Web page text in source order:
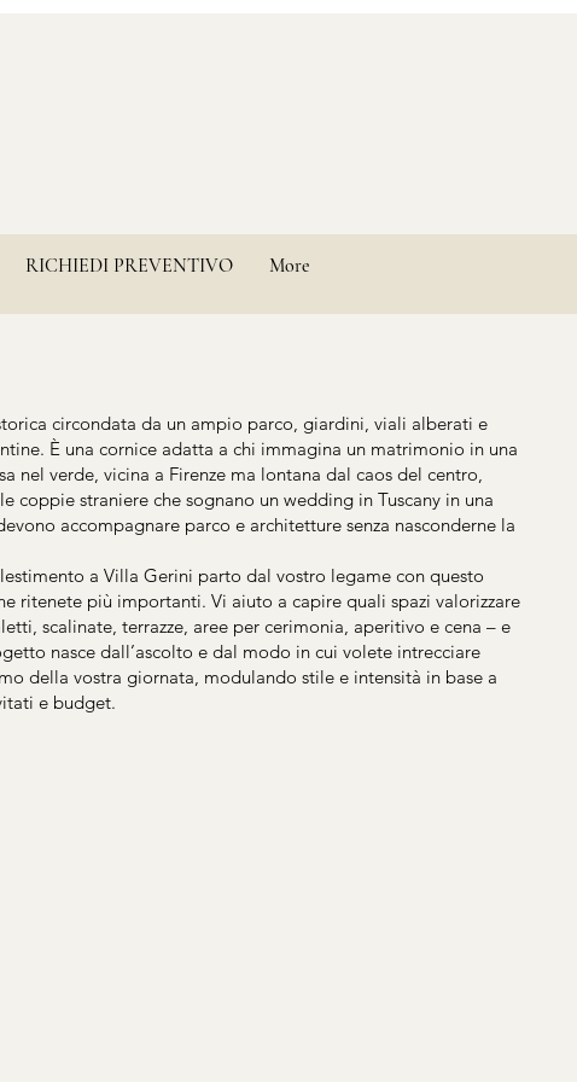
RICHIEDI PREVENTIVO More
circondata da un ampio parco, giardini, viali alberati e
È una cornice adatta a chi immagina un matrimonio in una
nel verde, vicina a Firenze ma lontana dal caos del centro,
coppie straniere che sognano un wedding in Tuscany in una
accompagnare parco e architetture senza nasconderne la
a Villa Gerini parto dal vostro legame con questo
ritenete più importanti. Vi aiuto a capire quali spazi valorizzare
scalinate, terrazze, aree per cerimonia, aperitivo e cena – e
nasce dall’ascolto e dal modo in cui volete intrecciare
della vostra giornata, modulando stile e intensità in base a
e budget.